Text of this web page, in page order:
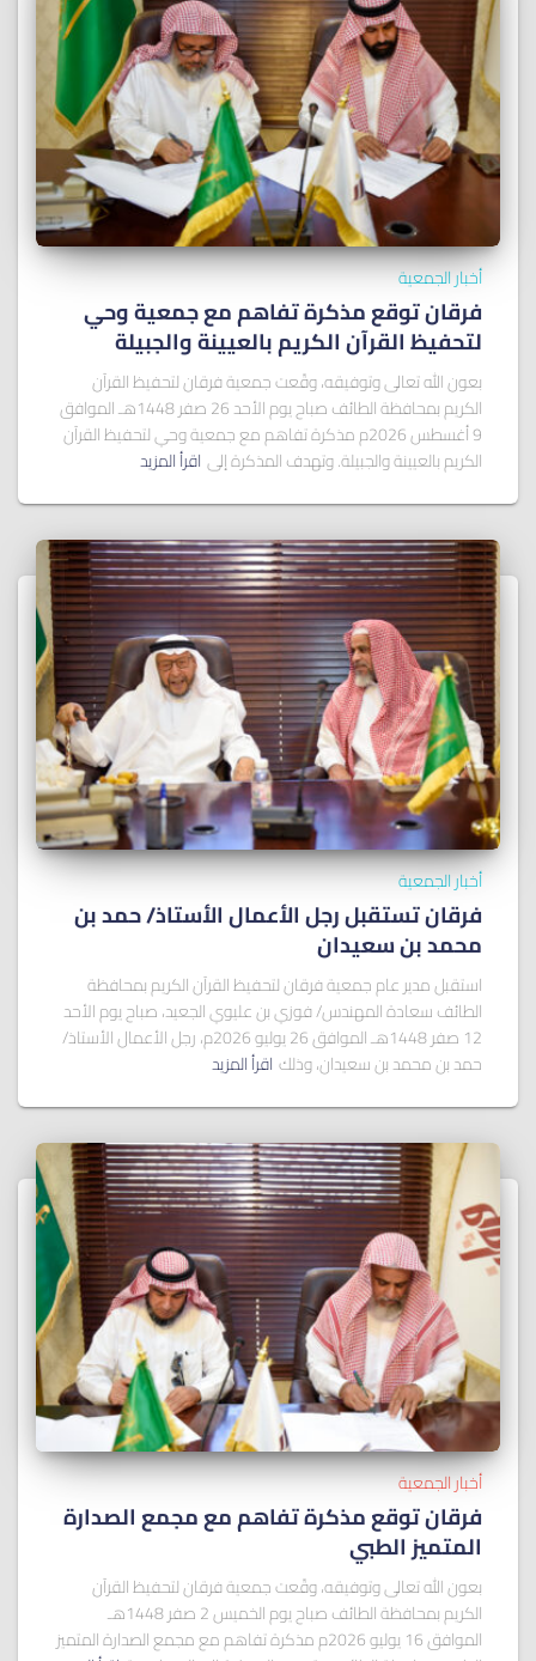
أخبار الجمعية
فرقان توقع مذكرة تفاهم مع جمعية وحي
لتحفيظ القرآن الكريم بالعيينة والجبيلة
بعون الله تعالى وتوفيقه، وقّعت جمعية فرقان لتحفيظ القرآن
الكريم بمحافظة الطائف صباح يوم الأحد 26 صفر 1448هـ الموافق
9 أغسطس 2026م مذكرة تفاهم مع جمعية وحي لتحفيظ القرآن
الكريم بالعيينة والجبيلة. وتهدف المذكرة إلى اقرأ المزيد
أخبار الجمعية
فرقان تستقبل رجل الأعمال الأستاذ/ ﺣﻤﺪ ﺑﻦ
ﻣﺤﻤﺪ ﺑﻦ ﺳﻌﻴﺪان
استقبل مدير عام جمعية فرقان لتحفيظ القرآن الكريم بمحافظة
الطائف سعادة المهندس/ فوزي بن عليوي الجعيد، صباح يوم الأحد
12 صفر 1448هـ الموافق 26 يوليو 2026م، رجل الأعمال الأستاذ/
حمد بن محمد بن سعيدان، وذلك اقرأ المزيد
أخبار الجمعية
فرقان توقع مذكرة تفاهم مع مجمع الصدارة
المتميز الطبي
بعون الله تعالى وتوفيقه، وقّعت جمعية فرقان لتحفيظ القرآن
الكريم بمحافظة الطائف صباح يوم الخميس 2 صفر 1448هـ
الموافق 16 يوليو 2026م مذكرة تفاهم مع مجمع الصدارة المتميز